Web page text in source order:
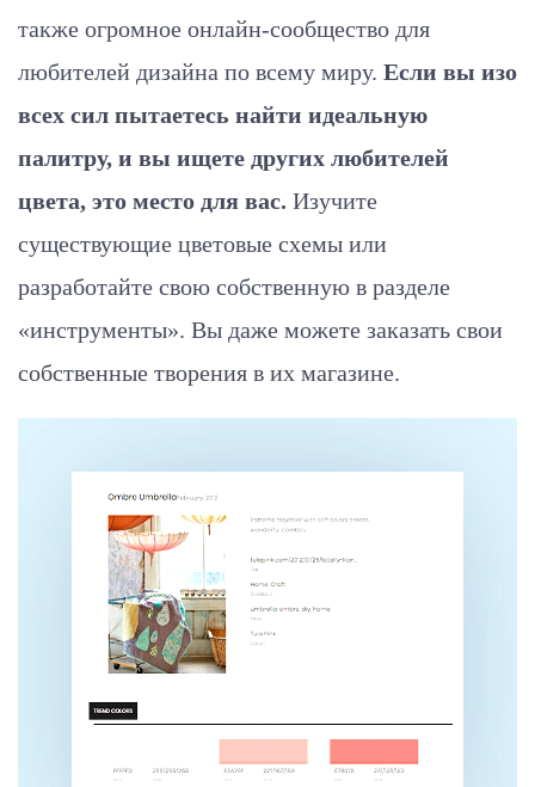
также огромное онлайн-сообщество для
любителей дизайна по всему миру. Если вы изо
всех сил пытаетесь найти идеальную
палитру, и вы ищете других любителей
цвета, это место для вас. Изучите
существующие цветовые схемы или
разработайте свою собственную в разделе
«инструменты». Вы даже можете заказать свои
собственные творения в их магазине.